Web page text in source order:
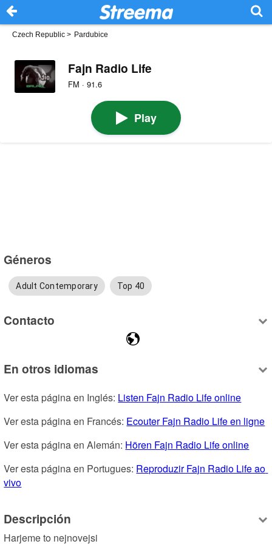
Czech Republic > Pardubice
Fajn Radio Life
FM · 91.6
Play
Géneros
Adult Contemporary Top 40
Contacto
En otros idiomas
Ver esta página en Inglés: Listen Fajn Radio Life online
Ver esta página en Francés: Ecouter Fajn Radio Life en ligne
Ver esta página en Alemán: Hören Fajn Radio Life online
Ver esta página en Portugues: Reproduzir Fajn Radio Life ao
vivo
Descripción
Harjeme to nejnovejsi